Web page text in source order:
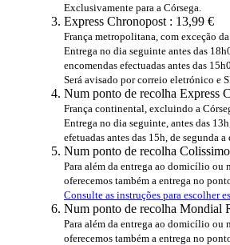
Exclusivamente para a Córsega.
Express Chronopost : 13,99 €
França metropolitana, com exceção da
Entrega no dia seguinte antes das
encomendas efectuadas antes das
Será avisado por correio eletrónico e
Num ponto de recolha Express
França continental, excluindo a
Entrega no dia seguinte, antes das
efetuadas antes das 15h, de segunda a
Num ponto de recolha
Para além da entrega ao domicílio ou
oferecemos também a entrega no
Consulte as instruções para escolher
Num ponto de recolha Mondial
Para além da entrega ao domicílio ou
oferecemos também a entrega no